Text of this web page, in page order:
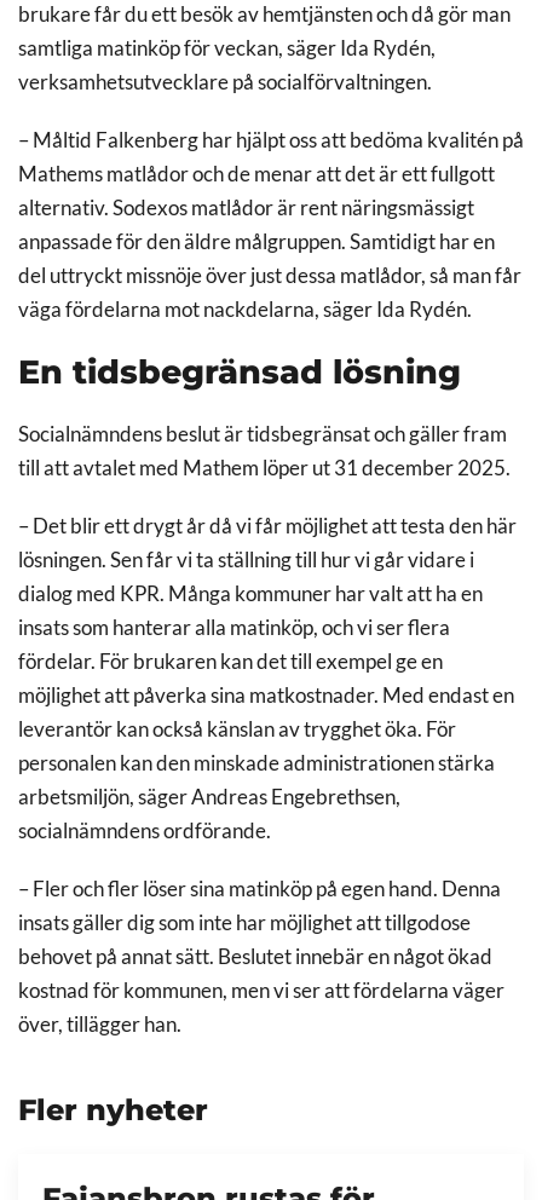
brukare får du ett besök av hemtjänsten och då gör man
samtliga matinköp för veckan, säger Ida Rydén,
verksamhetsutvecklare på socialförvaltningen.
– Måltid Falkenberg har hjälpt oss att bedöma kvalitén på
Mathems matlådor och de menar att det är ett fullgott
alternativ. Sodexos matlådor är rent näringsmässigt
anpassade för den äldre målgruppen. Samtidigt har en
del uttryckt missnöje över just dessa matlådor, så man får
väga fördelarna mot nackdelarna, säger Ida Rydén.
En tidsbegränsad lösning
Socialnämndens beslut är tidsbegränsat och gäller fram
till att avtalet med Mathem löper ut 31 december 2025.
– Det blir ett drygt år då vi får möjlighet att testa den här
lösningen. Sen får vi ta ställning till hur vi går vidare i
dialog med KPR. Många kommuner har valt att ha en
insats som hanterar alla matinköp, och vi ser flera
fördelar. För brukaren kan det till exempel ge en
möjlighet att påverka sina matkostnader. Med endast en
leverantör kan också känslan av trygghet öka. För
personalen kan den minskade administrationen stärka
arbetsmiljön, säger Andreas Engebrethsen,
socialnämndens ordförande.
– Fler och fler löser sina matinköp på egen hand. Denna
insats gäller dig som inte har möjlighet att tillgodose
behovet på annat sätt. Beslutet innebär en något ökad
kostnad för kommunen, men vi ser att fördelarna väger
över, tillägger han.
Fler nyheter